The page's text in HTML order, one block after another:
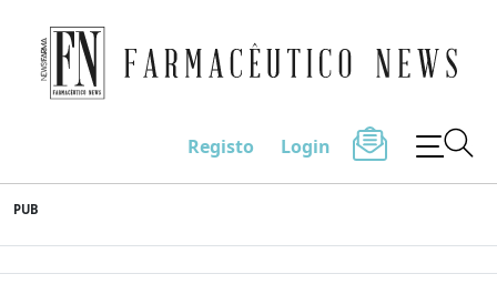
to
content
Farmacêutico News
Registo Login
PUB